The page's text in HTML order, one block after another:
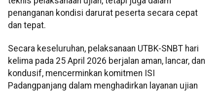
penanganan kondisi darurat peserta secara cepat
dan tepat.
Secara keseluruhan, pelaksanaan UTBK-SNBT hari
kelima pada 25 April 2026 berjalan aman, lancar, dan
kondusif, mencerminkan komitmen ISI
Padangpanjang dalam menghadirkan layanan ujian